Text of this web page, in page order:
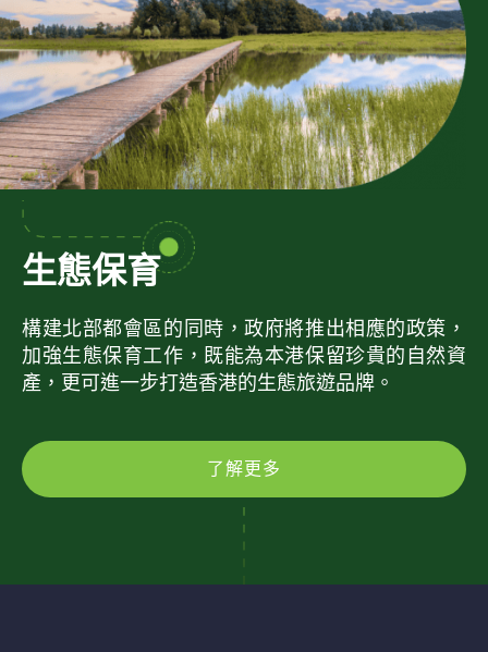
生態保育
構建北部都會區的同時，政府將推出相應的政策，
加強生態保育工作，既能為本港保留珍貴的自然資
產，更可進一步打造香港的生態旅遊品牌。
了解更多